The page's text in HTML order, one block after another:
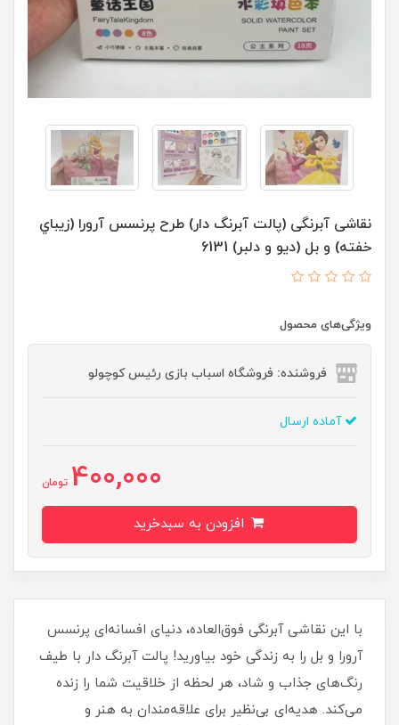
نقاشی آبرنگی (پالت آبرنگ دار) طرح پرنسس آرورا (زیباي
خفته) و بل (دیو و دلبر) 6131
ویژگی‌های محصول
فروشنده: فروشگاه اسباب بازی رئیس کوچولو
آماده ارسال
400,000 تومان
با این نقاشی آبرنگی فوق‌العاده، دنیای افسانه‌ای پرنسس
آرورا و بل را به زندگی خود بیاورید! پالت آبرنگ دار با طیف
رنگ‌های جذاب و شاد، هر لحظه از خلاقیت شما را زنده
می‌کند. هدیه‌ای بی‌نظیر برای علاقه‌مندان به هنر و